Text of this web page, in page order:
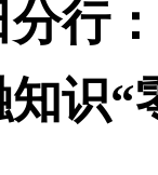
行
识“